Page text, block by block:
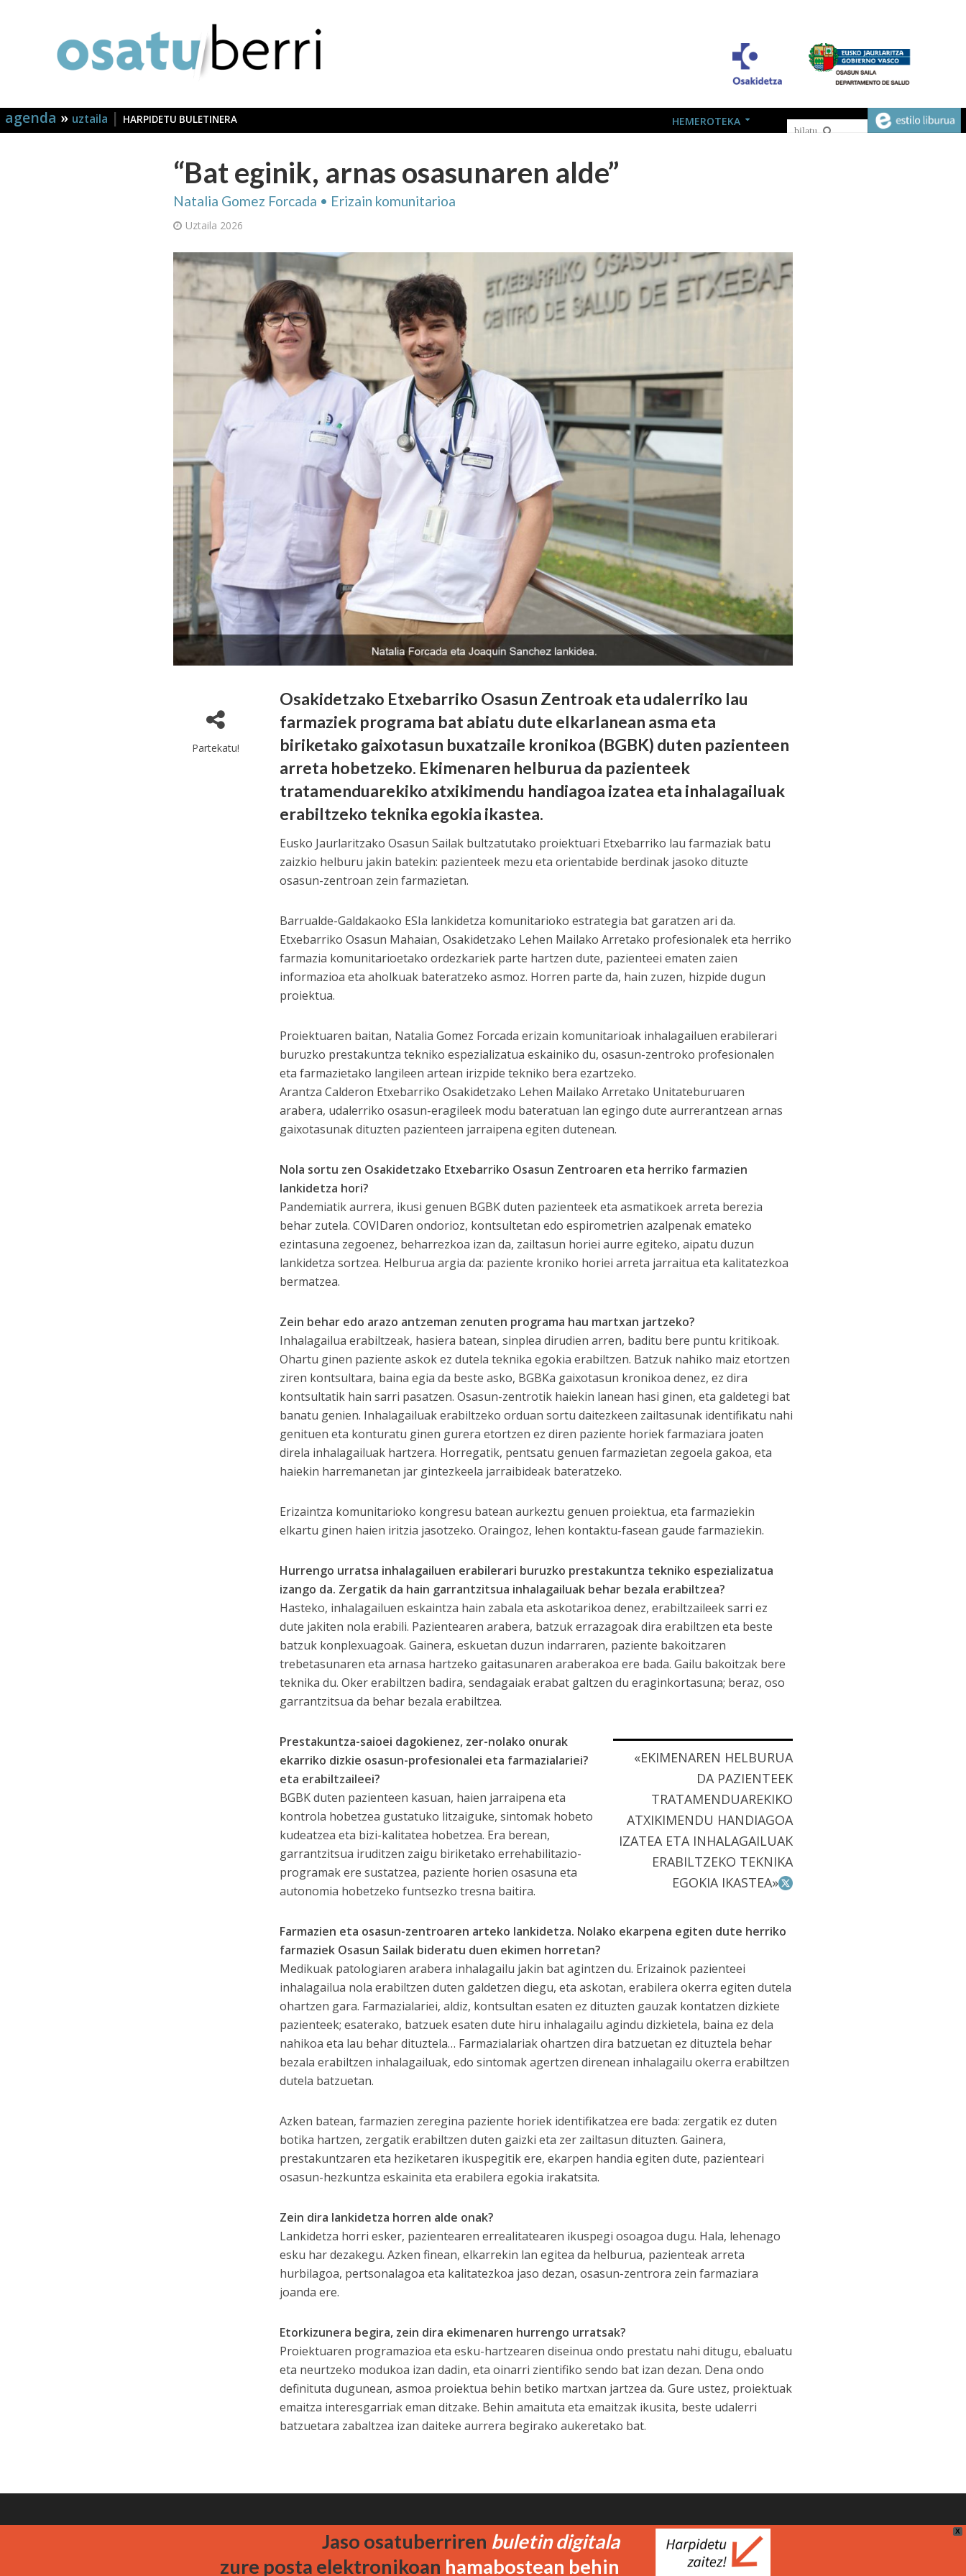
agenda » uztaila | HARPIDETU BULETINERA HEMEROTEKA
“Bat eginik, arnas osasunaren alde”
Natalia Gomez Forcada • Erizain komunitarioa
Uztaila 2026
Partekatu!
Osakidetzako Etxebarriko Osasun Zentroak eta udalerriko lau
farmaziek programa bat abiatu dute elkarlanean asma eta
biriketako gaixotasun buxatzaile kronikoa (BGBK) duten pazienteen
arreta hobetzeko. Ekimenaren helburua da pazienteek
tratamenduarekiko atxikimendu handiagoa izatea eta inhalagailuak
erabiltzeko teknika egokia ikastea.
Eusko Jaurlaritzako Osasun Sailak bultzatutako proiektuari Etxebarriko lau farmaziak batu
zaizkio helburu jakin batekin: pazienteek mezu eta orientabide berdinak jasoko dituzte
osasun-zentroan zein farmazietan.
Barrualde-Galdakaoko ESIa lankidetza komunitarioko estrategia bat garatzen ari da.
Etxebarriko Osasun Mahaian, Osakidetzako Lehen Mailako Arretako profesionalek eta herriko
farmazia komunitarioetako ordezkariek parte hartzen dute, pazienteei ematen zaien
informazioa eta aholkuak bateratzeko asmoz. Horren parte da, hain zuzen, hizpide dugun
proiektua.
Proiektuaren baitan, Natalia Gomez Forcada erizain komunitarioak inhalagailuen erabilerari
buruzko prestakuntza tekniko espezializatua eskainiko du, osasun-zentroko profesionalen
eta farmazietako langileen artean irizpide tekniko bera ezartzeko.
Arantza Calderon Etxebarriko Osakidetzako Lehen Mailako Arretako Unitateburuaren
arabera, udalerriko osasun-eragileek modu bateratuan lan egingo dute aurrerantzean arnas
gaixotasunak dituzten pazienteen jarraipena egiten dutenean.
Nola sortu zen Osakidetzako Etxebarriko Osasun Zentroaren eta herriko farmazien
lankidetza hori?
Pandemiatik aurrera, ikusi genuen BGBK duten pazienteek eta asmatikoek arreta berezia
behar zutela. COVIDaren ondorioz, kontsultetan edo espirometrien azalpenak emateko
ezintasuna zegoenez, beharrezkoa izan da, zailtasun horiei aurre egiteko, aipatu duzun
lankidetza sortzea. Helburua argia da: paziente kroniko horiei arreta jarraitua eta kalitatezkoa
bermatzea.
Zein behar edo arazo antzeman zenuten programa hau martxan jartzeko?
Inhalagailua erabiltzeak, hasiera batean, sinplea dirudien arren, baditu bere puntu kritikoak.
Ohartu ginen paziente askok ez dutela teknika egokia erabiltzen. Batzuk nahiko maiz etortzen
ziren kontsultara, baina egia da beste asko, BGBKa gaixotasun kronikoa denez, ez dira
kontsultatik hain sarri pasatzen. Osasun-zentrotik haiekin lanean hasi ginen, eta galdetegi bat
banatu genien. Inhalagailuak erabiltzeko orduan sortu daitezkeen zailtasunak identifikatu nahi
genituen eta konturatu ginen gurera etortzen ez diren paziente horiek farmaziara joaten
direla inhalagailuak hartzera. Horregatik, pentsatu genuen farmazietan zegoela gakoa, eta
haiekin harremanetan jar gintezkeela jarraibideak bateratzeko.
Erizaintza komunitarioko kongresu batean aurkeztu genuen proiektua, eta farmaziekin
elkartu ginen haien iritzia jasotzeko. Oraingoz, lehen kontaktu-fasean gaude farmaziekin.
Hurrengo urratsa inhalagailuen erabilerari buruzko prestakuntza tekniko espezializatua
izango da. Zergatik da hain garrantzitsua inhalagailuak behar bezala erabiltzea?
Hasteko, inhalagailuen eskaintza hain zabala eta askotarikoa denez, erabiltzaileek sarri ez
dute jakiten nola erabili. Pazientearen arabera, batzuk errazagoak dira erabiltzen eta beste
batzuk konplexuagoak. Gainera, eskuetan duzun indarraren, paziente bakoitzaren
trebetasunaren eta arnasa hartzeko gaitasunaren araberakoa ere bada. Gailu bakoitzak bere
teknika du. Oker erabiltzen badira, sendagaiak erabat galtzen du eraginkortasuna; beraz, oso
garrantzitsua da behar bezala erabiltzea.
«EKIMENAREN HELBURUA
DA PAZIENTEEK
TRATAMENDUAREKIKO
ATXIKIMENDU HANDIAGOA
IZATEA ETA INHALAGAILUAK
ERABILTZEKO TEKNIKA
EGOKIA IKASTEA»
Prestakuntza-saioei dagokienez, zer-nolako onurak
ekarriko dizkie osasun-profesionalei eta farmazialariei?
eta erabiltzaileei?
BGBK duten pazienteen kasuan, haien jarraipena eta
kontrola hobetzea gustatuko litzaiguke, sintomak hobeto
kudeatzea eta bizi-kalitatea hobetzea. Era berean,
garrantzitsua iruditzen zaigu biriketako errehabilitazio-
programak ere sustatzea, paziente horien osasuna eta
autonomia hobetzeko funtsezko tresna baitira.
Farmazien eta osasun-zentroaren arteko lankidetza. Nolako ekarpena egiten dute herriko
farmaziek Osasun Sailak bideratu duen ekimen horretan?
Medikuak patologiaren arabera inhalagailu jakin bat agintzen du. Erizainok pazienteei
inhalagailua nola erabiltzen duten galdetzen diegu, eta askotan, erabilera okerra egiten dutela
ohartzen gara. Farmazialariei, aldiz, kontsultan esaten ez dituzten gauzak kontatzen dizkiete
pazienteek; esaterako, batzuek esaten dute hiru inhalagailu agindu dizkietela, baina ez dela
nahikoa eta lau behar dituztela… Farmazialariak ohartzen dira batzuetan ez dituztela behar
bezala erabiltzen inhalagailuak, edo sintomak agertzen direnean inhalagailu okerra erabiltzen
dutela batzuetan.
Azken batean, farmazien zeregina paziente horiek identifikatzea ere bada: zergatik ez duten
botika hartzen, zergatik erabiltzen duten gaizki eta zer zailtasun dituzten. Gainera,
prestakuntzaren eta heziketaren ikuspegitik ere, ekarpen handia egiten dute, pazienteari
osasun-hezkuntza eskainita eta erabilera egokia irakatsita.
Zein dira lankidetza horren alde onak?
Lankidetza horri esker, pazientearen errealitatearen ikuspegi osoagoa dugu. Hala, lehenago
esku har dezakegu. Azken finean, elkarrekin lan egitea da helburua, pazienteak arreta
hurbilagoa, pertsonalagoa eta kalitatezkoa jaso dezan, osasun-zentrora zein farmaziara
joanda ere.
Etorkizunera begira, zein dira ekimenaren hurrengo urratsak?
Proiektuaren programazioa eta esku-hartzearen diseinua ondo prestatu nahi ditugu, ebaluatu
eta neurtzeko modukoa izan dadin, eta oinarri zientifiko sendo bat izan dezan. Dena ondo
definituta dugunean, asmoa proiektua behin betiko martxan jartzea da. Gure ustez, proiektuak
emaitza interesgarriak eman ditzake. Behin amaituta eta emaitzak ikusita, beste udalerri
batzuetara zabaltzea izan daiteke aurrera begirako aukeretako bat.
OSAKIDETZA. Araba kalea, 45 – 01006 Vitoria-Gasteiz | 945-00 63 43 |
X
Jaso osatuberriren buletin digitala
zure posta elektronikoan hamabostean behin